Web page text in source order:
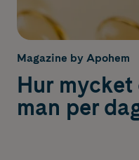
Magazine by Apohem
Hur
man per